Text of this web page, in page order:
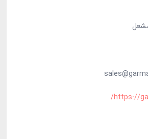
مشعل
https://